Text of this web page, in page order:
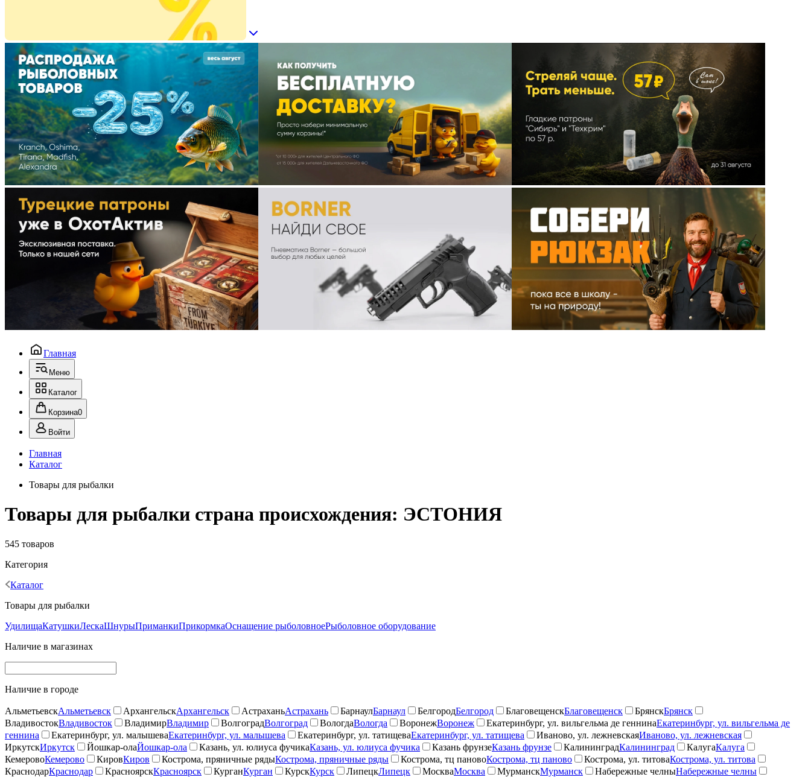
Главная
Меню
Каталог
Корзина0
Войти
Главная
Каталог
Товары для рыбалки
Товары для рыбалки страна происхождения: ЭСТОНИЯ
545 товаров
Категория
Каталог
Товары для рыбалки
УдилищаКатушкиЛескаШнурыПриманкиПрикормкаОснащение рыболовноеРыболовное оборудование
Наличие в магазинах
Наличие в городе
АльметьевскАльметьевск АрхангельскАрхангельск АстраханьАстрахань БарнаулБарнаул БелгородБелгород БлаговещенскБлаговещенск БрянскБрянск
ВладивостокВладивосток ВладимирВладимир ВолгоградВолгоград ВологдаВологда ВоронежВоронеж Екатеринбург, ул. вильгельма де геннинаЕкатеринбург, ул. вильгельма де
геннина
Екатеринбург, ул. малышеваЕкатеринбург, ул. малышева Екатеринбург, ул. татищеваЕкатеринбург, ул. татищева Иваново, ул. лежневскаяИваново, ул. лежневская
ИркутскИркутск Йошкар-олаЙошкар-ола Казань, ул. юлиуса фучикаКазань, ул. юлиуса фучика Казань фрунзеКазань фрунзе КалининградКалининград КалугаКалуга
КемеровоКемерово КировКиров Кострома, пряничные рядыКострома, пряничные ряды Кострома, тц пановоКострома, тц паново Кострома, ул. титоваКострома, ул. титова
КраснодарКраснодар КрасноярскКрасноярск КурганКурган КурскКурск ЛипецкЛипецк МоскваМосква МурманскМурманск Набережные челныНабережные челны